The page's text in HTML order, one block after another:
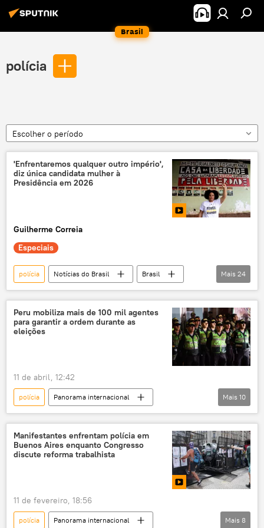
Brasil
polícia
Escolher o período
'Enfrentaremos qualquer outro império',
diz única candidata mulher à
Presidência em 2026
Guilherme Correia
Especiais
polícia Notícias do Brasil
Brasil
Sistema Único de Saúde (SUS)
Unidade Popular
Companhia Paulista de Trens Metropolitanos (CPTM)
eleições 2026
imperialismo
privatizações
estatização
Petrobras
Vale
trabalho
mercado de trabalho
jornada de trabalho
escala 6 x 1
violência policial
feminicídio
aborto
Mais 24
Peru mobiliza mais de 100 mil agentes
para garantir a ordem durante as
eleições
11 de abril, 12:42
polícia
Panorama internacional
Américas
América Latina
América do Sul
eleições
segurança
Mundo
Bolívia
Mais 10
Manifestantes enfrentam polícia em
Buenos Aires enquanto Congresso
discute reforma trabalhista
11 de fevereiro, 18:56
polícia
Panorama internacional
Mais 8